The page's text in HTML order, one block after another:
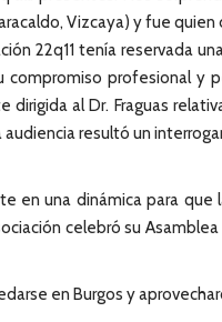
Vizcaya) y fue
22q11 tenía reservada
profesional
al Dr. Fraguas
resultó un
una dinámica para que
celebró su
en Burgos y